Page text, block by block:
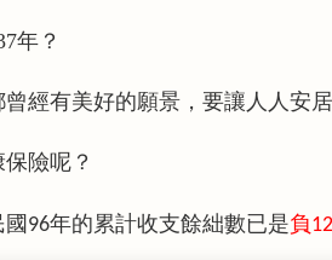
年？
經有美好的願景，要讓人人安
險呢？
96年的累計收支餘絀數已是負